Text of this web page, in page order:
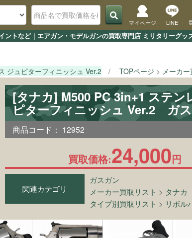
トなど｜エアガン・モデルガンの買取専門店 ミリタリーグッ
マイページ LINE
ジュピターフィニッシュ Ver.2 TOPページ メーカ
[タナカ] M500 PC 3in+1 ステン
ピターフィニッシュ Ver.2 ガ
商品コード： 12952
買取価格:24,000円
関連カテゴリ
ガスガン
メーカー買取リスト > タナカ
タイプ別買取リスト > リボル